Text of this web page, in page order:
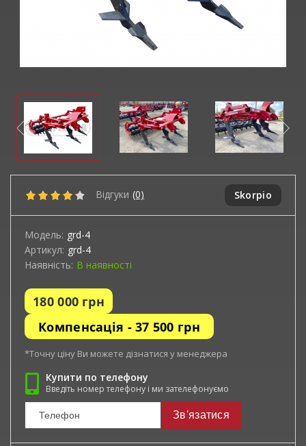
Відгуки (0) Skorpio
Модель: grd-4
Артикул: grd-4
Наявність: В наявності
180 000 грн
Компенсація - 37 500 грн
*Точну ціну Ви можете дізнатися у менеджера
Купити по телефону
Введіть номер телефону і ми зателефонуємо
Зв'язатися